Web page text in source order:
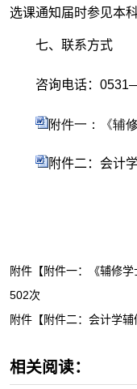
选课通知届时参见本
七、联系方式
咨询电话： 0531
附件一：《辅
附件二：会计
附件【附件一：《辅修
502次
附件【附件二：会计学
相关阅读：